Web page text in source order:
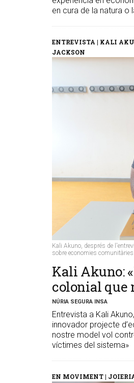
en cura de la natura o
ENTREVISTA | KALI
JACKSON
Kali Akuno, després de
sobre economies
​Kali Akuno:
colonial que
NÚRIA SEGURA INSA
Entrevista a Kali
innovador projecte
nostre model vol
víctimes del sistema»
EN MOVIMENT |